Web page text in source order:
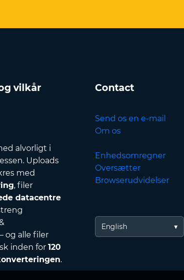
vilkår
alvorligt i
Uploads
med
, filer
datacentre
og alle filer
inden for 120
.
Contact
Send os en e-mail
Om os
Enhedsomregner
Oversætter
Browserudvidelser
English